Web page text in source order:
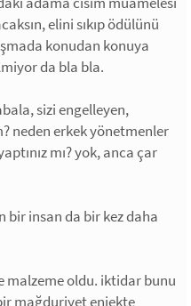
elini sıkıp ödülünü
konudan konuya
da bla bla.
sizi engelleyen,
neden erkek yönetmenler
mı? yok, anca çar
bir insan da bir kez daha
oldu. iktidar bunu
mağduriyet enjekte